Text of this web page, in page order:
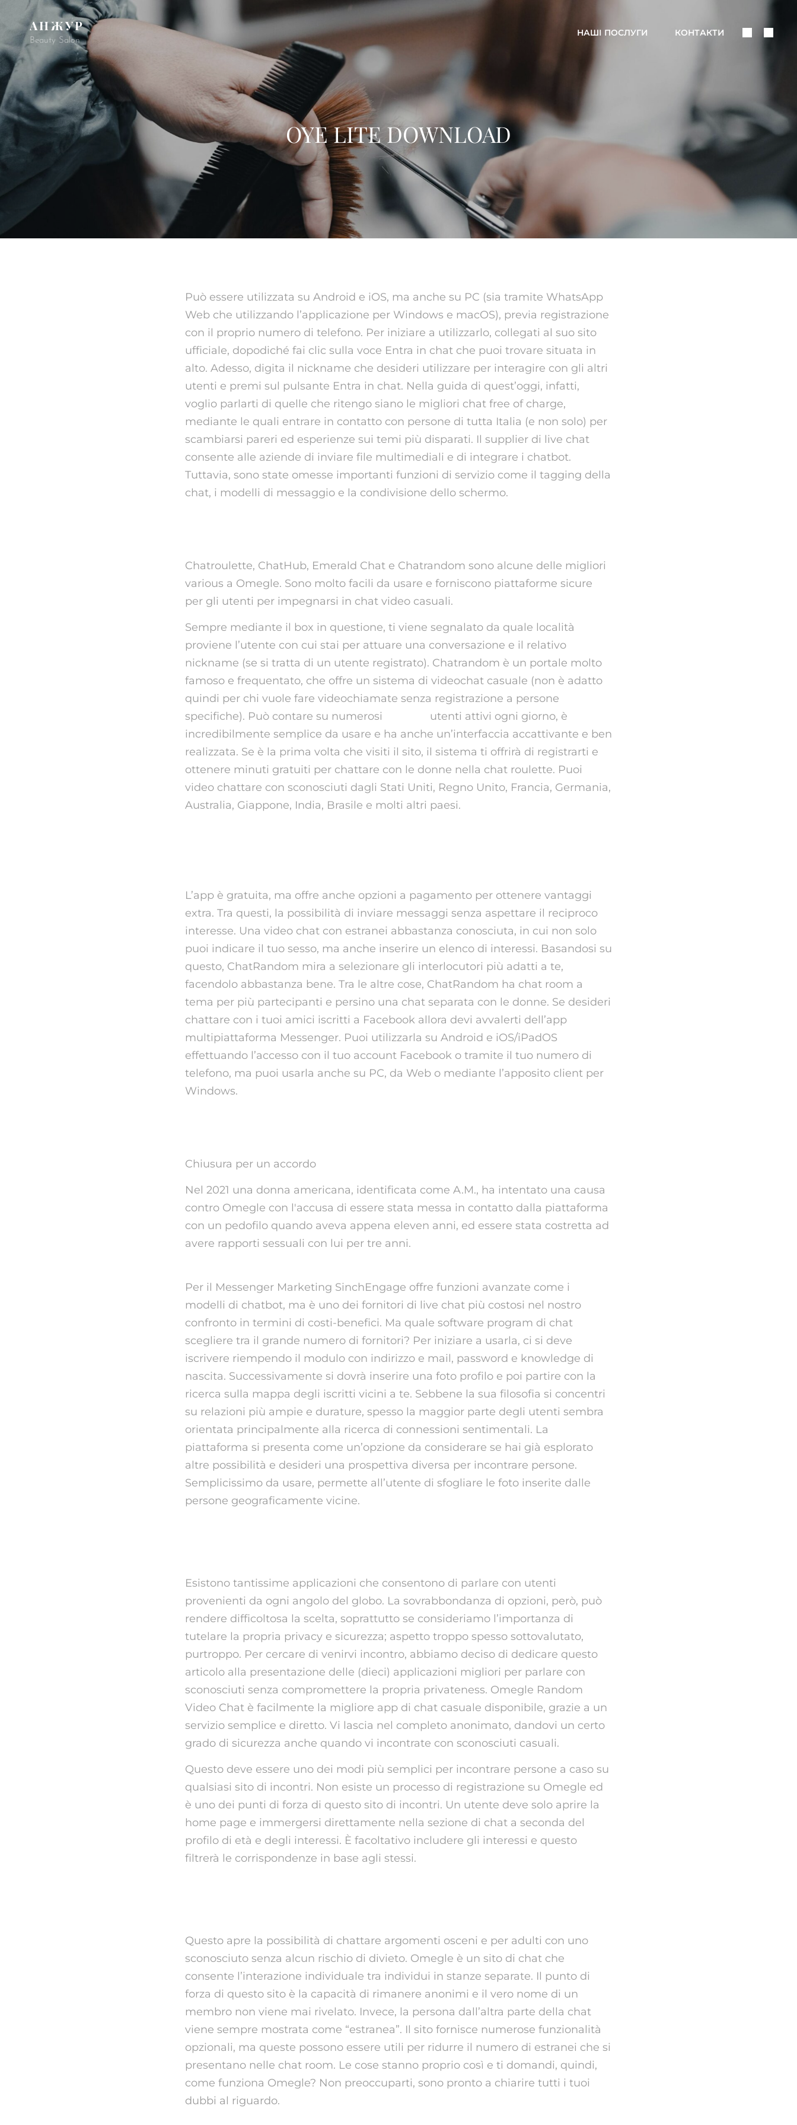
АНЖУР
Beauty Salon
НАШІ ПОСЛУГИ КОНТАКТИ
OYE LITE DOWNLOAD
Può essere utilizzata su Android e iOS, ma anche su PC (sia tramite WhatsApp
Web che utilizzando l’applicazione per Windows e macOS), previa registrazione
con il proprio numero di telefono. Per iniziare a utilizzarlo, collegati al suo sito
ufficiale, dopodiché fai clic sulla voce Entra in chat che puoi trovare situata in
alto. Adesso, digita il nickname che desideri utilizzare per interagire con gli altri
utenti e premi sul pulsante Entra in chat. Nella guida di quest’oggi, infatti,
voglio parlarti di quelle che ritengo siano le migliori chat free of charge,
mediante le quali entrare in contatto con persone di tutta Italia (e non solo) per
scambiarsi pareri ed esperienze sui temi più disparati. Il supplier di live chat
consente alle aziende di inviare file multimediali e di integrare i chatbot.
Tuttavia, sono state omesse importanti funzioni di servizio come il tagging della
chat, i modelli di messaggio e la condivisione dello schermo.
Chatroulette, ChatHub, Emerald Chat e Chatrandom sono alcune delle migliori
various a Omegle. Sono molto facili da usare e forniscono piattaforme sicure
per gli utenti per impegnarsi in chat video casuali.
Sempre mediante il box in questione, ti viene segnalato da quale località
proviene l’utente con cui stai per attuare una conversazione e il relativo
nickname (se si tratta di un utente registrato). Chatrandom è un portale molto
famoso e frequentato, che offre un sistema di videochat casuale (non è adatto
quindi per chi vuole fare videochiamate senza registrazione a persone
specifiche). Può contare su numerosi
utenti attivi ogni giorno, è
incredibilmente semplice da usare e ha anche un’interfaccia accattivante e ben
realizzata. Se è la prima volta che visiti il ​​sito, il sistema ti offrirà di registrarti e
ottenere minuti gratuiti per chattare con le donne nella chat roulette. Puoi
video chattare con sconosciuti dagli Stati Uniti, Regno Unito, Francia, Germania,
Australia, Giappone, India, Brasile e molti altri paesi.
L’app è gratuita, ma offre anche opzioni a pagamento per ottenere vantaggi
extra. Tra questi, la possibilità di inviare messaggi senza aspettare il reciproco
interesse. Una video chat con estranei abbastanza conosciuta, in cui non solo
puoi indicare il tuo sesso, ma anche inserire un elenco di interessi. Basandosi su
questo, ChatRandom mira a selezionare gli interlocutori più adatti a te,
facendolo abbastanza bene. Tra le altre cose, ChatRandom ha chat room a
tema per più partecipanti e persino una chat separata con le donne. Se desideri
chattare con i tuoi amici iscritti a Facebook allora devi avvalerti dell’app
multipiattaforma Messenger. Puoi utilizzarla su Android e iOS/iPadOS
effettuando l’accesso con il tuo account Facebook o tramite il tuo numero di
telefono, ma puoi usarla anche su PC, da Web o mediante l’apposito client per
Windows.
Chiusura per un accordo
Nel 2021 una donna americana, identificata come A.M., ha intentato una causa
contro Omegle con l'accusa di essere stata messa in contatto dalla piattaforma
con un pedofilo quando aveva appena eleven anni, ed essere stata costretta ad
avere rapporti sessuali con lui per tre anni.
Per il Messenger Marketing SinchEngage offre funzioni avanzate come i
modelli di chatbot, ma è uno dei fornitori di live chat più costosi nel nostro
confronto in termini di costi-benefici. Ma quale software program di chat
scegliere tra il grande numero di fornitori? Per iniziare a usarla, ci si deve
iscrivere riempendo il modulo con indirizzo e mail, password e knowledge di
nascita. Successivamente si dovrà inserire una foto profilo e poi partire con la
ricerca sulla mappa degli iscritti vicini a te. Sebbene la sua filosofia si concentri
su relazioni più ampie e durature, spesso la maggior parte degli utenti sembra
orientata principalmente alla ricerca di connessioni sentimentali. La
piattaforma si presenta come un’opzione da considerare se hai già esplorato
altre possibilità e desideri una prospettiva diversa per incontrare persone.
Semplicissimo da usare, permette all’utente di sfogliare le foto inserite dalle
persone geograficamente vicine.
Esistono tantissime applicazioni che consentono di parlare con utenti
provenienti da ogni angolo del globo. La sovrabbondanza di opzioni, però, può
rendere difficoltosa la scelta, soprattutto se consideriamo l’importanza di
tutelare la propria privacy e sicurezza; aspetto troppo spesso sottovalutato,
purtroppo. Per cercare di venirvi incontro, abbiamo deciso di dedicare questo
articolo alla presentazione delle (dieci) applicazioni migliori per parlare con
sconosciuti senza compromettere la propria privateness. Omegle Random
Video Chat è facilmente la migliore app di chat casuale disponibile, grazie a un
servizio semplice e diretto. Vi lascia nel completo anonimato, dandovi un certo
grado di sicurezza anche quando vi incontrate con sconosciuti casuali.
Questo deve essere uno dei modi più semplici per incontrare persone a caso su
qualsiasi sito di incontri. Non esiste un processo di registrazione su Omegle ed
è uno dei punti di forza di questo sito di incontri. Un utente deve solo aprire la
home page e immergersi direttamente nella sezione di chat a seconda del
profilo di età e degli interessi. È facoltativo includere gli interessi e questo
filtrerà le corrispondenze in base agli stessi.
Questo apre la possibilità di chattare argomenti osceni e per adulti con uno
sconosciuto senza alcun rischio di divieto. Omegle è un sito di chat che
consente l’interazione individuale tra individui in stanze separate. Il punto di
forza di questo sito è la capacità di rimanere anonimi e il vero nome di un
membro non viene mai rivelato. Invece, la persona dall’altra parte della chat
viene sempre mostrata come “estranea”. Il sito fornisce numerose funzionalità
opzionali, ma queste possono essere utili per ridurre il numero di estranei che si
presentano nelle chat room. Le cose stanno proprio così e ti domandi, quindi,
come funziona Omegle? Non preoccuparti, sono pronto a chiarire tutti i tuoi
dubbi al riguardo.